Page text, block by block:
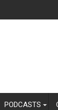
PODCASTS